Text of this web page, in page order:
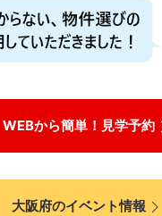
WEBから簡単！見学予約
大阪府のイベント情報